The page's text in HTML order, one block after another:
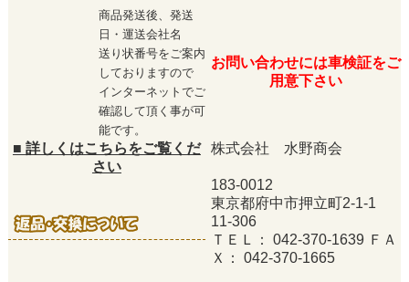
商品発送後、発送
日・運送会社名
送り状番号をご案内
しておりますので
インターネットでご
確認して頂く事が可
能です。
お問い合わせには車検証をご
用意下さい
■ 詳しくはこちらをご覧くだ
さい
株式会社 水野商会
183-0012
東京都府中市押立町2-1-1
11-306
ＴＥＬ： 042-370-1639 ＦＡ
Ｘ： 042-370-1665